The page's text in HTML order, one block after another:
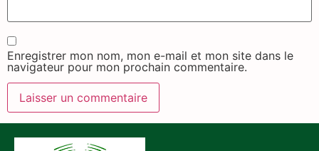
Enregistrer mon nom, mon e-mail et mon site dans le
navigateur pour mon prochain commentaire.